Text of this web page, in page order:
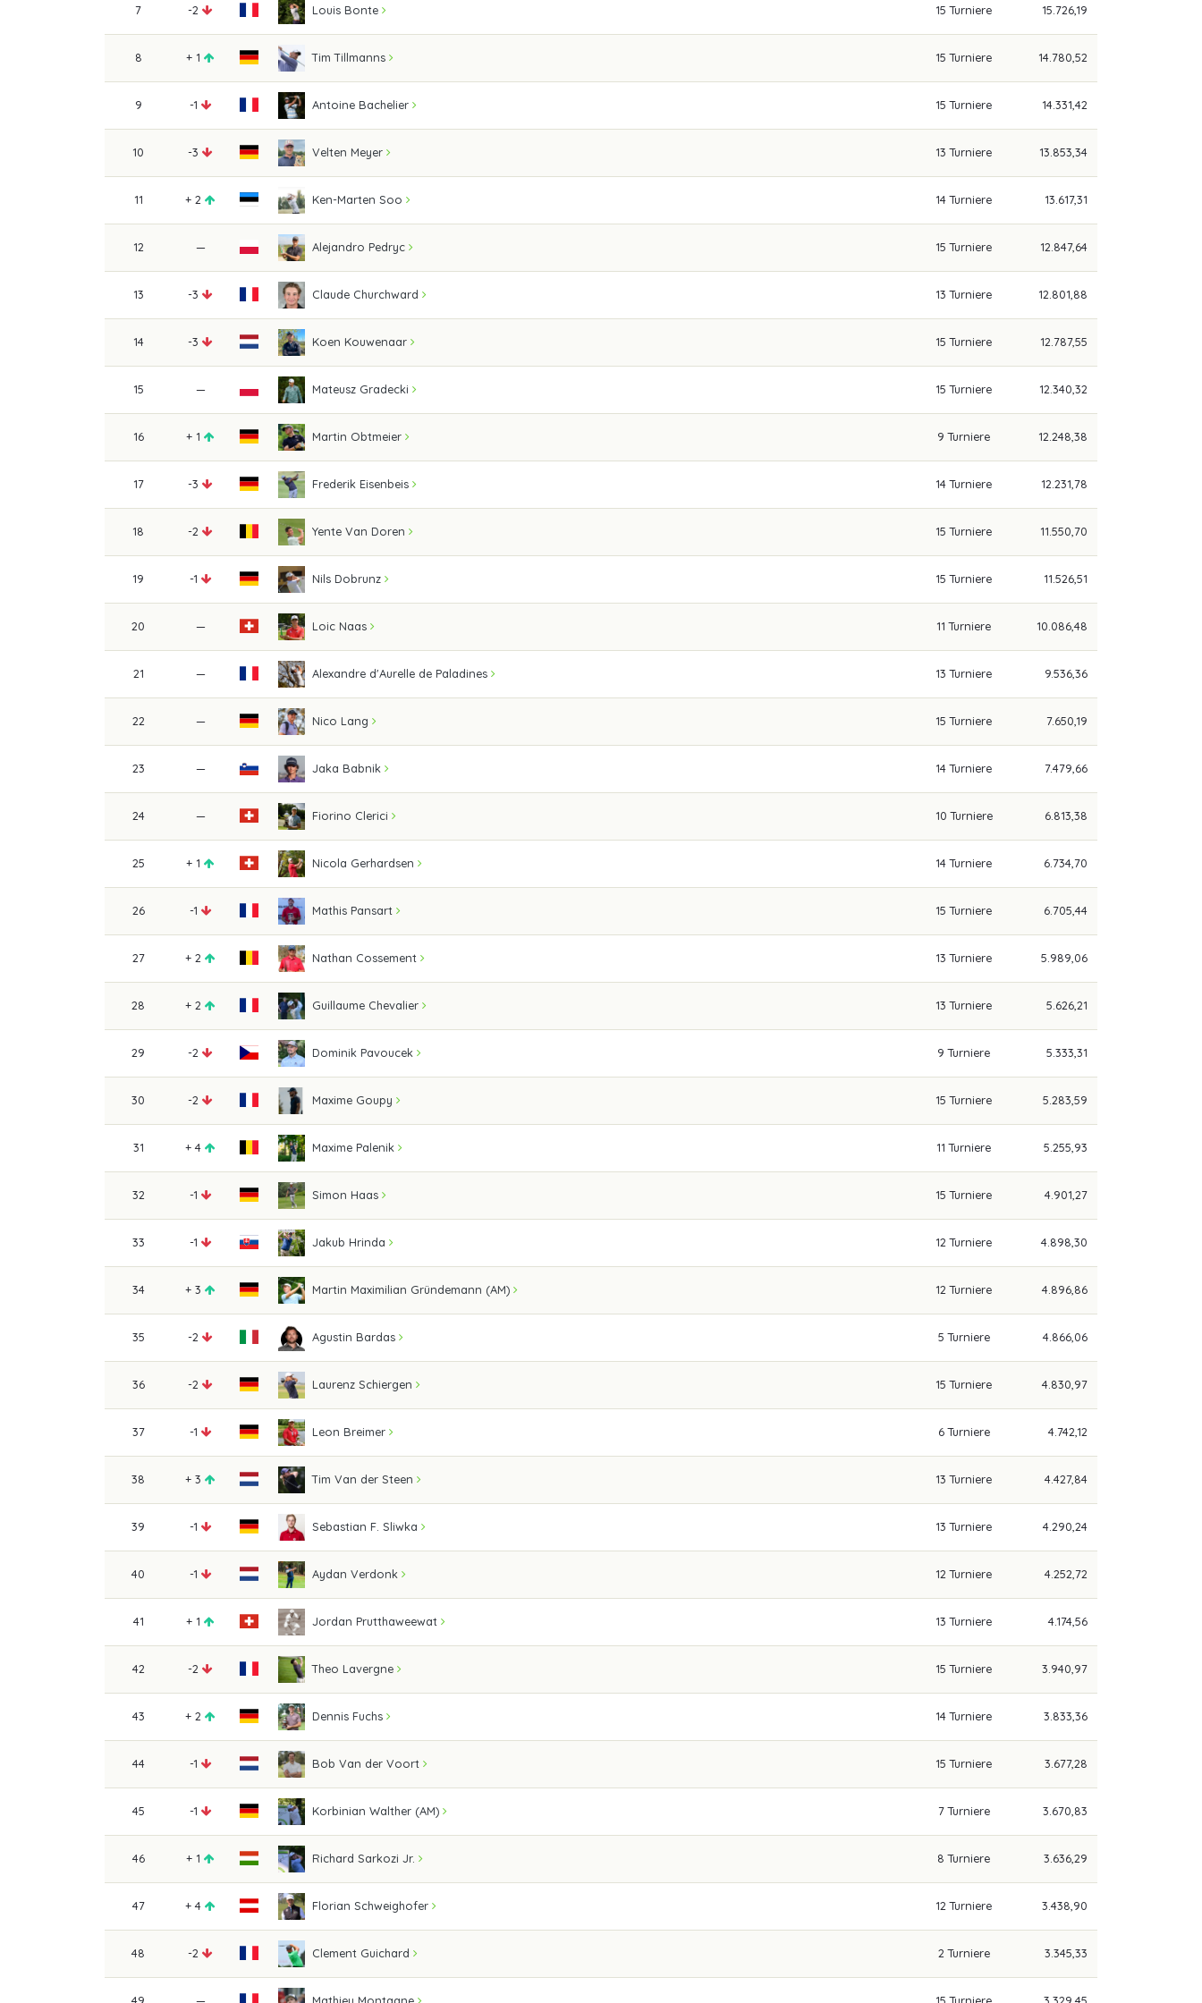
7 -2 Louis Bonte 15 Turniere 15.726,19
8 + 1 Tim Tillmanns 15 Turniere 14.780,52
9 -1 Antoine Bachelier 15 Turniere 14.331,42
10 -3 Velten Meyer 13 Turniere 13.853,34
11 + 2 Ken-Marten Soo 14 Turniere 13.617,31
12 — Alejandro Pedryc 15 Turniere 12.847,64
13 -3 Claude Churchward 13 Turniere 12.801,88
14 -3 Koen Kouwenaar 15 Turniere 12.787,55
15 — Mateusz Gradecki 15 Turniere 12.340,32
16 + 1 Martin Obtmeier 9 Turniere 12.248,38
17 -3 Frederik Eisenbeis 14 Turniere 12.231,78
18 -2 Yente Van Doren 15 Turniere 11.550,70
19 -1 Nils Dobrunz 15 Turniere 11.526,51
20 — Loic Naas 11 Turniere 10.086,48
21 — Alexandre d'Aurelle de Paladines 13 Turniere 9.536,36
22 — Nico Lang 15 Turniere 7.650,19
23 — Jaka Babnik 14 Turniere 7.479,66
24 — Fiorino Clerici 10 Turniere 6.813,38
25 + 1 Nicola Gerhardsen 14 Turniere 6.734,70
26 -1 Mathis Pansart 15 Turniere 6.705,44
27 + 2 Nathan Cossement 13 Turniere 5.989,06
28 + 2 Guillaume Chevalier 13 Turniere 5.626,21
29 -2 Dominik Pavoucek 9 Turniere 5.333,31
30 -2 Maxime Goupy 15 Turniere 5.283,59
31 + 4 Maxime Palenik 11 Turniere 5.255,93
32 -1 Simon Haas 15 Turniere 4.901,27
33 -1 Jakub Hrinda 12 Turniere 4.898,30
34 + 3 Martin Maximilian Gründemann (AM) 12 Turniere 4.896,86
35 -2 Agustin Bardas 5 Turniere 4.866,06
36 -2 Laurenz Schiergen 15 Turniere 4.830,97
37 -1 Leon Breimer 6 Turniere 4.742,12
38 + 3 Tim Van der Steen 13 Turniere 4.427,84
39 -1 Sebastian F. Sliwka 13 Turniere 4.290,24
40 -1 Aydan Verdonk 12 Turniere 4.252,72
41 + 1 Jordan Prutthaweewat 13 Turniere 4.174,56
42 -2 Theo Lavergne 15 Turniere 3.940,97
43 + 2 Dennis Fuchs 14 Turniere 3.833,36
44 -1 Bob Van der Voort 15 Turniere 3.677,28
45 -1 Korbinian Walther (AM) 7 Turniere 3.670,83
46 + 1 Richard Sarkozi Jr. 8 Turniere 3.636,29
47 + 4 Florian Schweighofer 12 Turniere 3.438,90
48 -2 Clement Guichard 2 Turniere 3.345,33